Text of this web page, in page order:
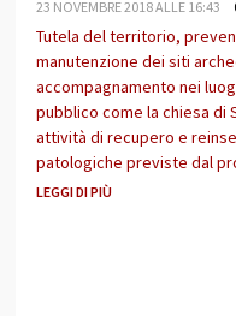
23 NOVEMBRE 2018 ALLE 16:43
Tutela del territorio,
manutenzione dei siti
accompagnamento nei
pubblico come la chiesa di
attività di recupero e
patologiche previste dal
LEGGI DI PIÙ